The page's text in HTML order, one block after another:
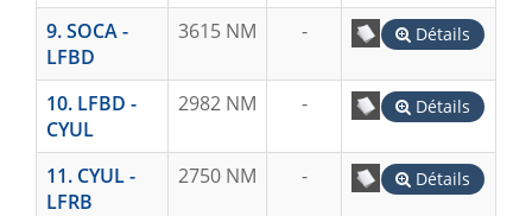
9. SOCA -
LFBD
3615 NM - Détails
10. LFBD -
CYUL
2982 NM - Détails
11. CYUL -
LFRB
2750 NM - Détails